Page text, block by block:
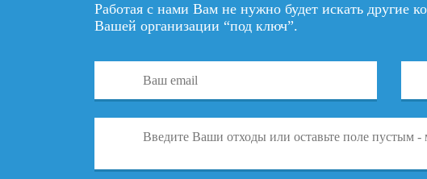
Работая с нами Вам не нужно будет искать другие
Вашей организации “под ключ”.